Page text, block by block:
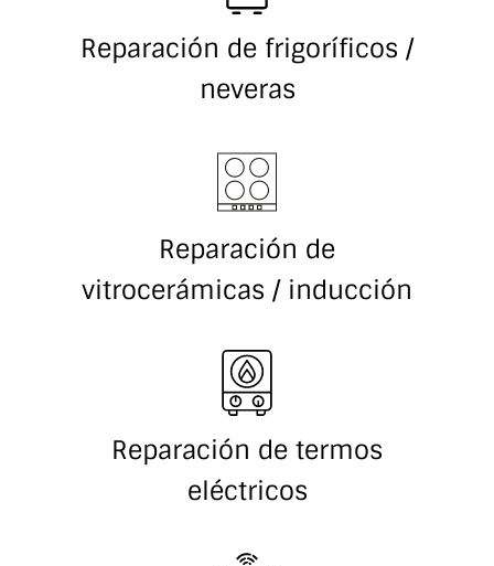
Reparación de frigoríficos /
neveras
Reparación de
vitrocerámicas / inducción
Reparación de termos
eléctricos